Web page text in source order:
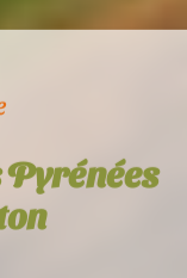
Pyrénées